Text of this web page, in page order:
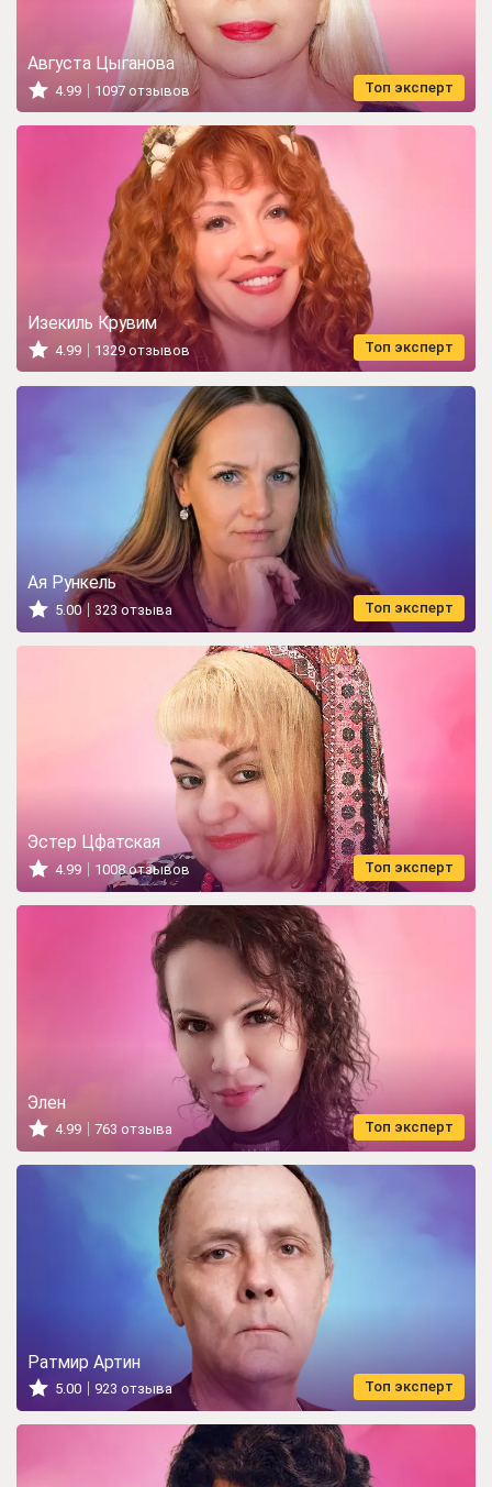
Топ эксперт
Августа Цыганова
4.99 1097 отзывов
Топ эксперт
Изекиль Крувим
4.99 1329 отзывов
Топ эксперт
Ая Рункель
5.00 323 отзыва
Топ эксперт
Эстер Цфатская
4.99 1008 отзывов
Топ эксперт
Элен
4.99 763 отзыва
Топ эксперт
Ратмир Артин
5.00 923 отзыва